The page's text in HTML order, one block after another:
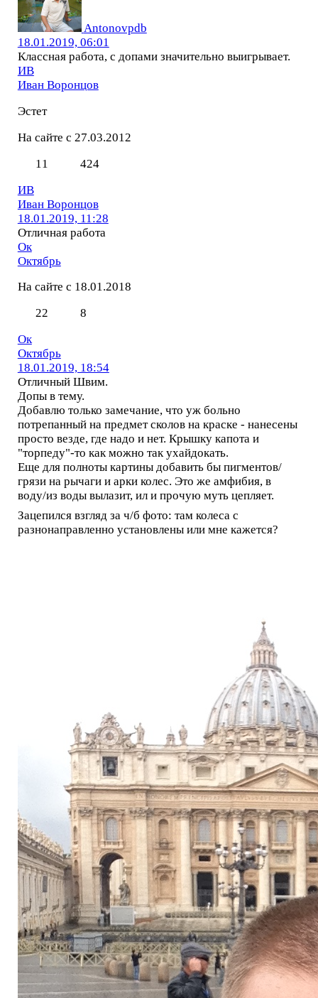
Antonovpdb
18.01.2019, 06:01
Классная работа, с допами значительно выигрывает.
ИВ
Иван Воронцов
Эстет
На сайте с 27.03.2012
11
424
ИВ
Иван Воронцов
18.01.2019, 11:28
Отличная работа
Ок
Октябрь
На сайте с 18.01.2018
22
8
Ок
Октябрь
18.01.2019, 18:54
Отличный Швим.
Допы в тему.
Добавлю только замечание, что уж больно
потрепанный на предмет сколов на краске - нанесены
просто везде, где надо и нет. Крышку капота и
"торпеду"-то как можно так ухайдокать.
Еще для полноты картины добавить бы пигментов/
грязи на рычаги и арки колес. Это же амфибия, в
воду/из воды вылазит, ил и прочую муть цепляет.
Зацепился взгляд за ч/б фото: там колеса с
разнонаправленно установлены или мне кажется?